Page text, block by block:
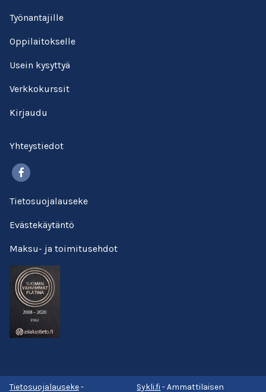
Työnantajille
Oppilaitokselle
Usein kysyttyä
Verkkokurssit
Kirjaudu
Yhteystiedot
Tietosuojalauseke
Evästekäytäntö
Maksu- ja toimitusehdot
Tietosuojalauseke- Sykli.fi - Ammattilaisen